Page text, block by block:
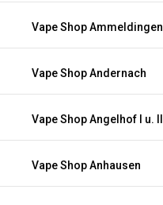
Vape Shop Ammeldingen
Vape Shop Andernach
Vape Shop Angelhof I u. II
Vape Shop Anhausen